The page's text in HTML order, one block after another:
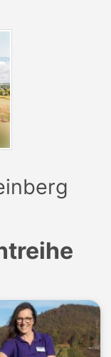
Wetterfeste
(Strecke: 6,5
zur Einkehr in
wir unseren
serviert an.